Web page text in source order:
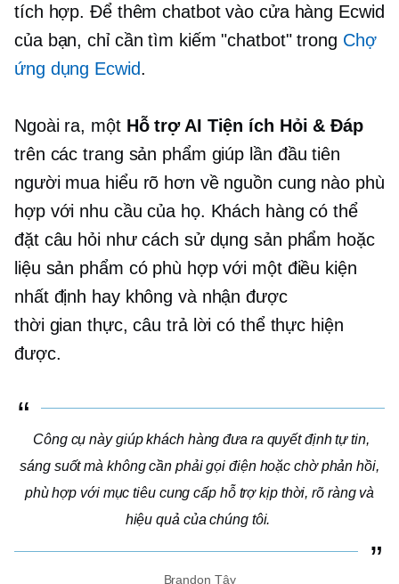
tích hợp. Để thêm chatbot vào cửa hàng Ecwid
của bạn, chỉ cần tìm kiếm "chatbot" trong Chợ
ứng dụng Ecwid.
Ngoài ra, một Hỗ trợ AI Tiện ích Hỏi & Đáp
trên các trang sản phẩm giúp lần đầu tiên
người mua hiểu rõ hơn về nguồn cung nào phù
hợp với nhu cầu của họ. Khách hàng có thể
đặt câu hỏi như cách sử dụng sản phẩm hoặc
liệu sản phẩm có phù hợp với một điều kiện
nhất định hay không và nhận được
thời gian thực, câu trả lời có thể thực hiện
được.
Công cụ này giúp khách hàng đưa ra quyết định tự tin,
sáng suốt mà không cần phải gọi điện hoặc chờ phản hồi,
phù hợp với mục tiêu cung cấp hỗ trợ kịp thời, rõ ràng và
hiệu quả của chúng tôi.
Brandon Tây